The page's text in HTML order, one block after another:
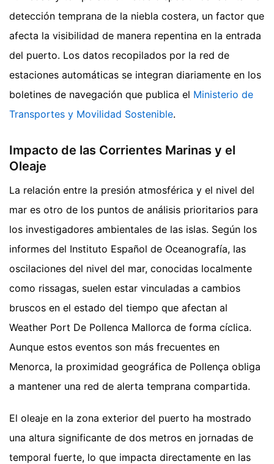
detección temprana de la niebla costera, un factor que
afecta la visibilidad de manera repentina en la entrada
del puerto. Los datos recopilados por la red de
estaciones automáticas se integran diariamente en los
boletines de navegación que publica el Ministerio de
Transportes y Movilidad Sostenible.
Impacto de las Corrientes Marinas y el
Oleaje
La relación entre la presión atmosférica y el nivel del
mar es otro de los puntos de análisis prioritarios para
los investigadores ambientales de las islas. Según los
informes del Instituto Español de Oceanografía, las
oscilaciones del nivel del mar, conocidas localmente
como rissagas, suelen estar vinculadas a cambios
bruscos en el estado del tiempo que afectan al
Weather Port De Pollenca Mallorca de forma cíclica.
Aunque estos eventos son más frecuentes en
Menorca, la proximidad geográfica de Pollença obliga
a mantener una red de alerta temprana compartida.
El oleaje en la zona exterior del puerto ha mostrado
una altura significante de dos metros en jornadas de
temporal fuerte, lo que impacta directamente en las